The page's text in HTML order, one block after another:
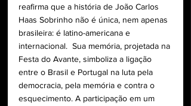
reafirma que a história de João Carlos
Haas Sobrinho não é única, nem apenas
brasileira: é latino-americana e
internacional.  Sua memória, projetada na
Festa do Avante, simboliza a ligação
entre o Brasil e Portugal na luta pela
democracia, pela memória e contra o
esquecimento. A participação em um